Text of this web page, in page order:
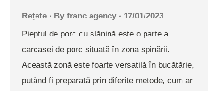
Rețete By franc.agency
17/01/2023
Pieptul de porc cu slănină este o parte a
carcasei de porc situată în zona spinării.
Această zonă este foarte versatilă în bucătărie,
putând fi preparată prin diferite metode, cum ar